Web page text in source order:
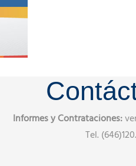
Informes y Contrataciones:
Tel.